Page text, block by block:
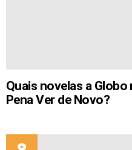
Quais novelas a
Pena Ver de Novo?